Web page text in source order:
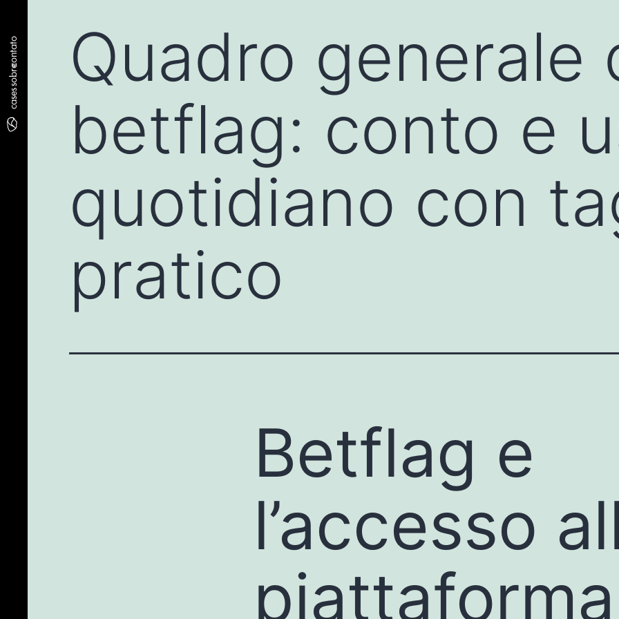
contato
sobre
cases
Quadro generale
betflag: conto e
quotidiano con
pratico
Betflag e
l’accesso